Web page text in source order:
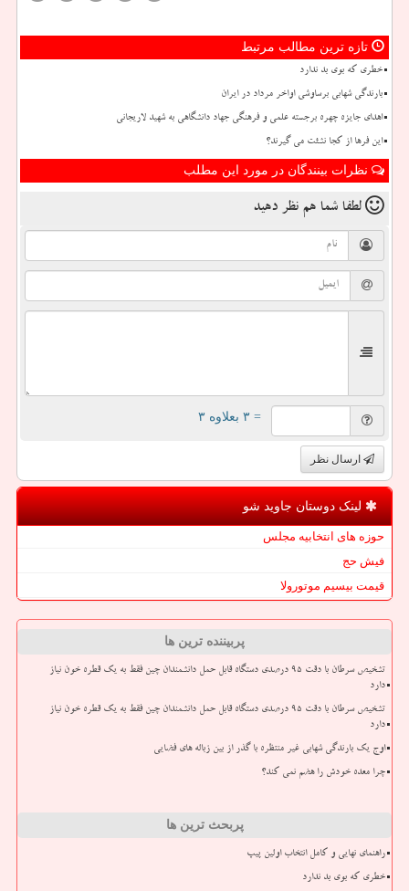
تازه ترین مطالب مرتبط
خطری که بوی بد ندارد
بارندگی شهابی برساوشی اواخر مرداد در ایران
اهدای جایزه چهره برجسته علمی و فرهنگی جهاد دانشگاهی به شهید لاریجانی
این فرها از کجا نشئت می گیرند؟
نظرات بینندگان در مورد این مطلب
لطفا شما هم نظر دهید
= ۳ بعلاوه ۳
ارسال نظر
لینک دوستان جاوید شو
حوزه های انتخابیه مجلس
فیش حج
قیمت بیسیم موتورولا
پربیننده ترین ها
تشخیص سرطان با دقت ۹۵ درصدی دستگاه قابل حمل دانشمندان چین فقط به یک قطره خون نیاز
دارد
تشخیص سرطان با دقت ۹۵ درصدی دستگاه قابل حمل دانشمندان چین فقط به یک قطره خون نیاز
دارد
اوج یک بارندگی شهابی غیر منتظره با گذر از بین زباله های فضایی
چرا معده خودش را هضم نمی کند؟
پربحث ترین ها
راهنمای نهایی و کامل انتخاب اولین پیپ
خطری که بوی بد ندارد